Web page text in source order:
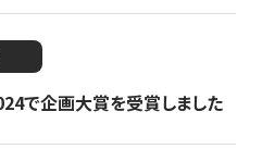
で企画大賞を受賞しました